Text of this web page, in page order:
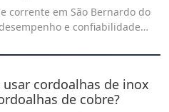
corrente em São Bernardo do
e confiabilidade
eficiente de energia
cordoalhas de inox
de cobre?